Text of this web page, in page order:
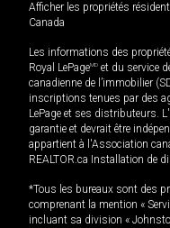
Afficher les propriétés
Canada
Les informations des
Royal LePageMD et du service
canadienne de l’immobilier
inscriptions tenues par des
LePage et ses distributeurs.
garantie et devrait être
appartient à l'Association
REALTOR.ca Installation de
*Tous les bureaux sont des
comprenant la mention «
incluant sa division «